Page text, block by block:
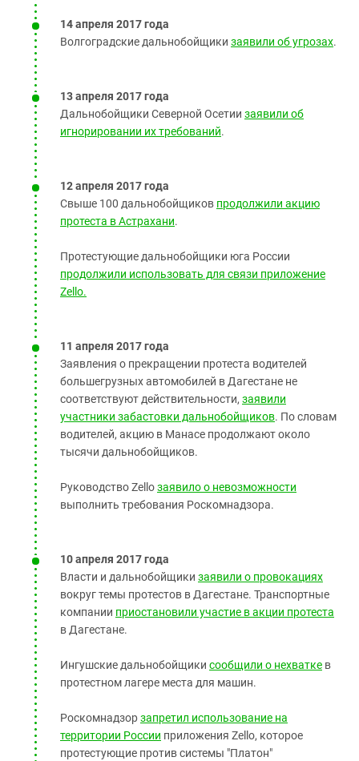
14 апреля 2017 года
Волгоградские дальнобойщики заявили об угрозах.
13 апреля 2017 года
Дальнобойщики Северной Осетии заявили об
игнорировании их требований.
12 апреля 2017 года
Свыше 100 дальнобойщиков продолжили акцию
протеста в Астрахани.
Протестующие дальнобойщики юга России
продолжили использовать для связи приложение
Zello.
11 апреля 2017 года
Заявления о прекращении протеста водителей
большегрузных автомобилей в Дагестане не
соответствуют действительности, заявили
участники забастовки дальнобойщиков. По словам
водителей, акцию в Манасе продолжают около
тысячи дальнобойщиков.
Руководство Zelloзаявило о невозможности
выполнить требования Роскомнадзора.
10 апреля 2017 года
Власти и дальнобойщики заявили о провокациях
вокруг темы протестов в Дагестане. Транспортные
компании приостановили участие в акции протеста
в Дагестане.
Ингушские дальнобойщики сообщили о нехватке в
протестном лагере места для машин.
Роскомнадзорзапретил использование на
территории России приложения Zello, которое
протестующие против системы "Платон"